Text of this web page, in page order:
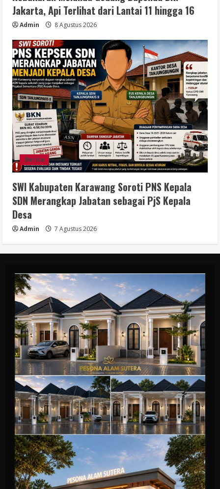
Jakarta, Api Terlihat dari Lantai 11 hingga 16
Admin 8 Agustus 2026
Berita
SWI Kabupaten Karawang Soroti PNS Kepala
SDN Merangkap Jabatan sebagai PjS Kepala
Desa
Admin 7 Agustus 2026